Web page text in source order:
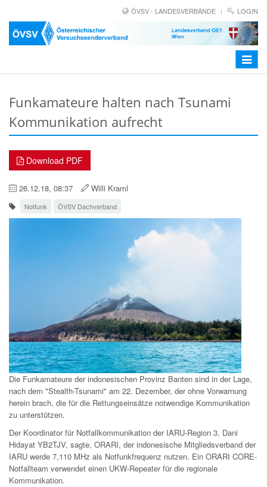
ÖVSV - LANDESVERBÄNDE LOGIN
Toggle
Funkamateure halten nach Tsunami
Kommunikation aufrecht
Download PDF
26.12.18, 08:37 Willi Kraml
Notfunk ÖVSV Dachverband
Die Funkamateure der indonesischen Provinz Banten sind in der Lage,
nach dem "Stealth-Tsunami" am 22. Dezember, der ohne Vorwarnung
herein brach, die für die Rettungseinsätze notwendige Kommunikation
zu unterstützen.
Der Koordinator für Notfallkommunikation der IARU-Region 3, Dani
Hidayat YB2TJV, sagte, ORARI, der indonesische Mitgliedsverband der
IARU werde 7,110 MHz als Notfunkfrequenz nutzen. Ein ORARI CORE-
Notfallteam verwendet einen UKW-Repeater für die regionale
Kommunikation.